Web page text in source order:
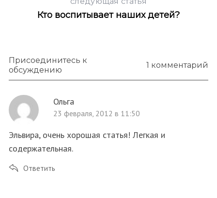
Кто воспитывает наших детей?
Присоединитесь к
обсуждению
1 комментарий
Ольга
23 февраля, 2012 в 11:50
Эльвира, очень хорошая статья! Легкая и
содержательная.
Ответить